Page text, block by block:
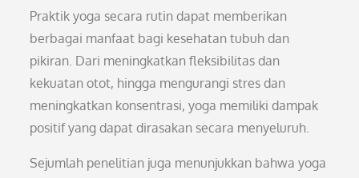
Praktik yoga secara rutin dapat memberikan
berbagai manfaat bagi kesehatan tubuh dan
pikiran. Dari meningkatkan fleksibilitas dan
kekuatan otot, hingga mengurangi stres dan
meningkatkan konsentrasi, yoga memiliki dampak
positif yang dapat dirasakan secara menyeluruh.
Sejumlah penelitian juga menunjukkan bahwa yoga